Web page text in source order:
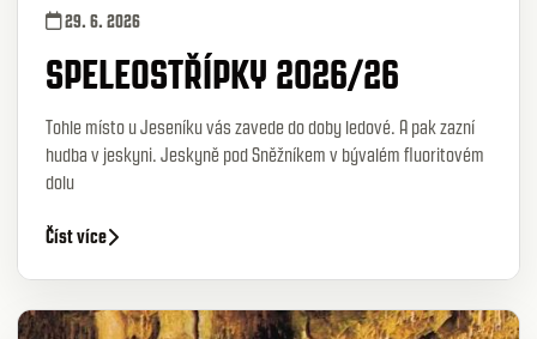
29. 6. 2026
SPELEOSTŘÍPKY 2026/26
Tohle místo u Jeseníku vás zavede do doby ledové. A pak zazní
hudba v jeskyni. Jeskyně pod Sněžníkem v bývalém fluoritovém
dolu
Číst více